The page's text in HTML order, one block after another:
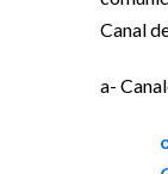
Canal
a-